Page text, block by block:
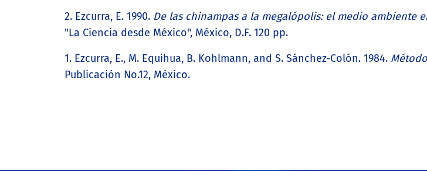
2. Ezcurra, E. 1990. De las chinampas a la megalópolis: el medio ambiente
"La Ciencia desde México", México, D.F. 120 pp.
1. Ezcurra, E., M. Equihua, B. Kohlmann, and S. Sánchez-Colón. 1984.
Publicación No.12, México.